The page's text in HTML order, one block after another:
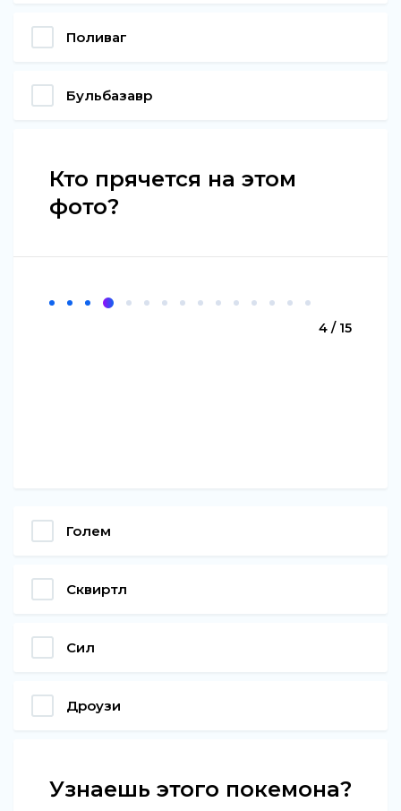
Поливаг
Бульбазавр
Кто прячется на этом
фото?
4 / 15
Голем
Сквиртл
Сил
Дроузи
Узнаешь этого покемона?